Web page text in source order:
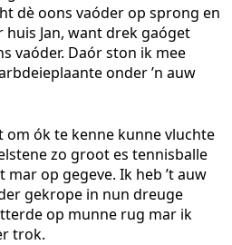
dè oons vaóder op sprong en
huis Jan, want drek gaóget
vaóder. Daór ston ik mee
onder ’n auw
om ók te kenne kunne vluchte
zo groot es tennisballe
mar op gegeve. Ik heb ’t auw
gekrope in nun dreuge
op munne rug mar ik
trok.